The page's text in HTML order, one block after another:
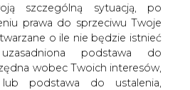
szczególną sytuacją, po
prawa do sprzeciwu Twoje
o ile nie będzie istnieć
podstawa do
wobec Twoich interesów,
podstawa do ustalenia,